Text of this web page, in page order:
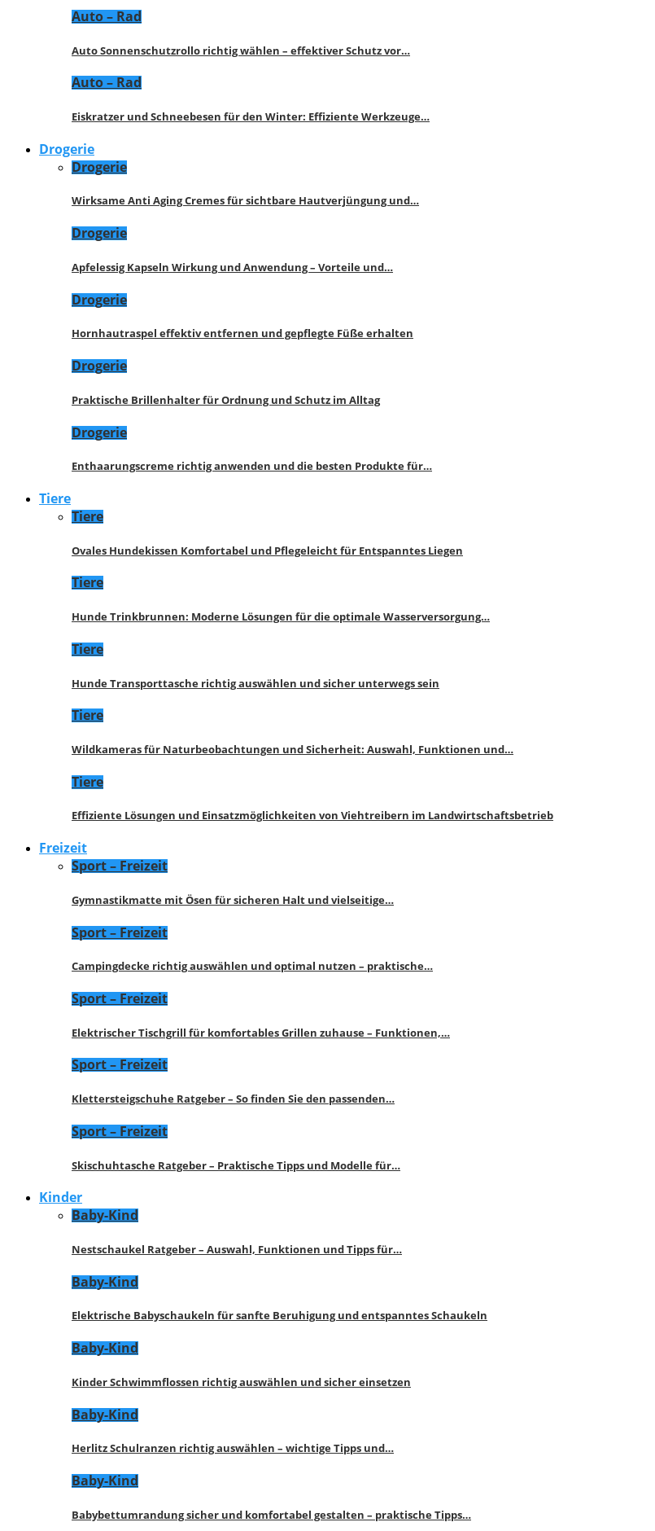
Auto – Rad
Auto Sonnenschutzrollo richtig wählen – effektiver Schutz vor…
Auto – Rad
Eiskratzer und Schneebesen für den Winter: Effiziente Werkzeuge…
Drogerie
Drogerie
Wirksame Anti Aging Cremes für sichtbare Hautverjüngung und…
Drogerie
Apfelessig Kapseln Wirkung und Anwendung – Vorteile und…
Drogerie
Hornhautraspel effektiv entfernen und gepflegte Füße erhalten
Drogerie
Praktische Brillenhalter für Ordnung und Schutz im Alltag
Drogerie
Enthaarungscreme richtig anwenden und die besten Produkte für…
Tiere
Tiere
Ovales Hundekissen Komfortabel und Pflegeleicht für Entspanntes Liegen
Tiere
Hunde Trinkbrunnen: Moderne Lösungen für die optimale Wasserversorgung…
Tiere
Hunde Transporttasche richtig auswählen und sicher unterwegs sein
Tiere
Wildkameras für Naturbeobachtungen und Sicherheit: Auswahl, Funktionen und…
Tiere
Effiziente Lösungen und Einsatzmöglichkeiten von Viehtreibern im Landwirtschaftsbetrieb
Freizeit
Sport – Freizeit
Gymnastikmatte mit Ösen für sicheren Halt und vielseitige…
Sport – Freizeit
Campingdecke richtig auswählen und optimal nutzen – praktische…
Sport – Freizeit
Elektrischer Tischgrill für komfortables Grillen zuhause – Funktionen,…
Sport – Freizeit
Klettersteigschuhe Ratgeber – So finden Sie den passenden…
Sport – Freizeit
Skischuhtasche Ratgeber – Praktische Tipps und Modelle für…
Kinder
Baby-Kind
Nestschaukel Ratgeber – Auswahl, Funktionen und Tipps für…
Baby-Kind
Elektrische Babyschaukeln für sanfte Beruhigung und entspanntes Schaukeln
Baby-Kind
Kinder Schwimmflossen richtig auswählen und sicher einsetzen
Baby-Kind
Herlitz Schulranzen richtig auswählen – wichtige Tipps und…
Baby-Kind
Babybettumrandung sicher und komfortabel gestalten – praktische Tipps…